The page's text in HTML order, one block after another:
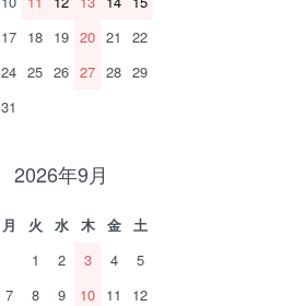
17 18 19 20 21
22
24 25 26 27 28 29
31
2026年9月
月 火 水 木 金
土
1
2 3 4
5
7 8 9 10 11
12